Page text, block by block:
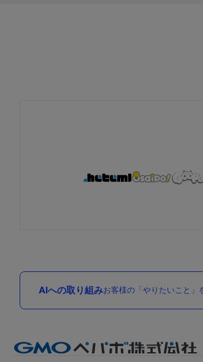
AIへの取り組みお客様の「やりたいこと」